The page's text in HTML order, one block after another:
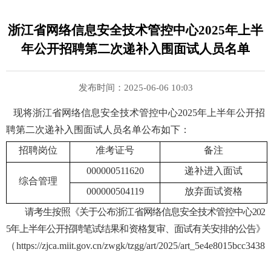
浙江省网络信息安全技术管控中心2025年上半
年公开招聘第二次递补入围面试人员名单
发布时间：2025-06-06 10:03
现将浙江省网络信息安全技术管控中心2025年上半年公开招
聘第二次递补入围面试人员名单公布如下：
招聘岗位 准考证号 备注
综合管理
000000511620
递补进入面试
000000504119
放弃面试资格
请考生按照《关于公布浙江省网络信息安全技术管控中心202
5年上半年公开招聘笔试结果和资格复审、面试有关安排的公告》
（https://zjca.miit.gov.cn/zwgk/tzgg/art/2025/art_5e4e8015bcc3438